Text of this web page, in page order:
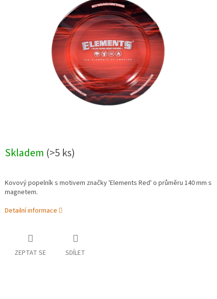
Skladem (>5 ks)
Kovový popelník s motivem značky 'Elements Red' o průměru 140 mm s
magnetem.
Detailní informace
ZEPTAT SE SDÍLET